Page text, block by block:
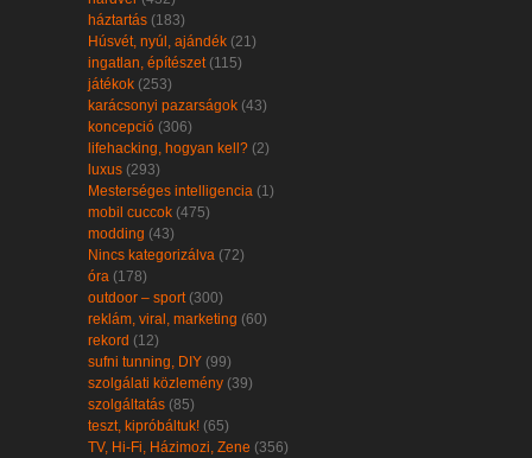
háztartás (183)
Húsvét, nyúl, ajándék (21)
ingatlan, építészet(115)
játékok (253)
karácsonyi pazarságok (43)
koncepció (306)
lifehacking, hogyan kell? (2)
luxus (293)
Mesterséges intelligencia (1)
mobil cuccok (475)
modding (43)
Nincs kategorizálva (72)
óra (178)
outdoor – sport(300)
reklám, viral, marketing (60)
rekord (12)
sufni tunning, DIY (99)
szolgálati közlemény (39)
szolgáltatás (85)
teszt, kipróbáltuk! (65)
TV, Hi-Fi, Házimozi, Zene (356)